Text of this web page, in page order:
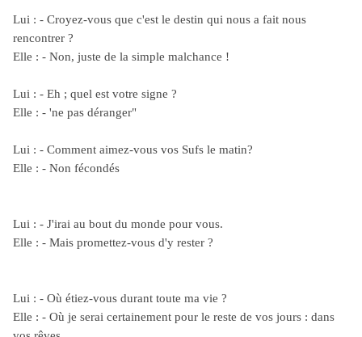
Lui : - Croyez-vous que c'est le destin qui nous a fait nous
rencontrer ?
Elle : - Non, juste de la simple malchance !
Lui : - Eh ; quel est votre signe ?
Elle : - 'ne pas déranger"
Lui : - Comment aimez-vous vos Sufs le matin?
Elle : - Non fécondés
Lui : - J'irai au bout du monde pour vous.
Elle : - Mais promettez-vous d'y rester ?
Lui : - Où étiez-vous durant toute ma vie ?
Elle : - Où je serai certainement pour le reste de vos jours : dans